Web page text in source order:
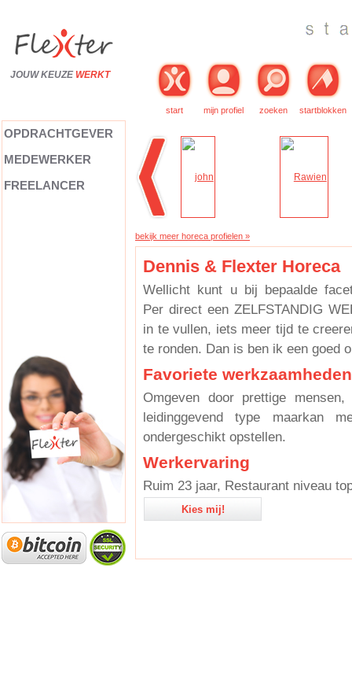
JOUW KEUZE WERKT
start mijn profiel zoeken startblokken
OPDRACHTGEVER
MEDEWERKER
FREELANCER
bekijk meer horeca profielen »
Dennis & Flexter Horeca
Wellicht kunt u bij bepaalde
Per direct een ZELFSTANDIG
in te vullen, iets meer tijd te
te ronden. Dan is ben ik een goed
Favoriete werkzaamheden
Omgeven door prettige
leidinggevend type maarkan
ondergeschikt opstellen.
Werkervaring
Ruim 23 jaar, Restaurant niveau
Kies mij!